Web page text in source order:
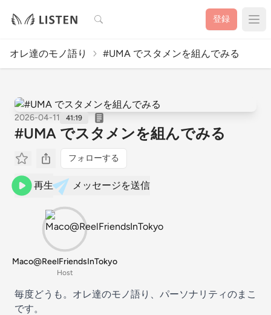
検索 登録
オレ達のモノ語り #UMA でスタメンを組んでみる
2026-04-11 41:19
#UMA でスタメンを組んでみる
フォローする
再生 メッセージを送信
Maco@ReelFriendsInTokyo
Host
毎度どうも。オレ達のモノ語り、パーソナリティのまこ
です。